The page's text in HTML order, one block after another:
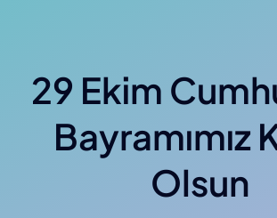
29 Ekim
Bayramımız
Olsun